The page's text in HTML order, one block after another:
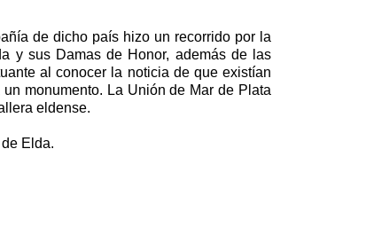
de dicho país hizo un recorrido por la
y sus Damas de Honor, además de las
al conocer la noticia de que existían
monumento. La Unión de Mar de Plata
eldense.
Elda.